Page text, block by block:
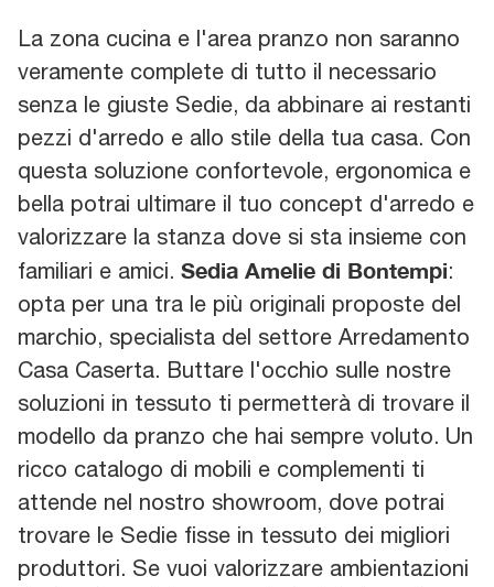
La zona cucina e l'area pranzo non saranno
veramente complete di tutto il necessario
senza le giuste Sedie, da abbinare ai restanti
pezzi d'arredo e allo stile della tua casa. Con
questa soluzione confortevole, ergonomica e
bella potrai ultimare il tuo concept d'arredo e
valorizzare la stanza dove si sta insieme con
familiari e amici. Sedia Amelie di Bontempi:
opta per una tra le più originali proposte del
marchio, specialista del settore Arredamento
Casa Caserta. Buttare l'occhio sulle nostre
soluzioni in tessuto ti permetterà di trovare il
modello da pranzo che hai sempre voluto. Un
ricco catalogo di mobili e complementi ti
attende nel nostro showroom, dove potrai
trovare le Sedie fisse in tessuto dei migliori
produttori. Se vuoi valorizzare ambientazioni